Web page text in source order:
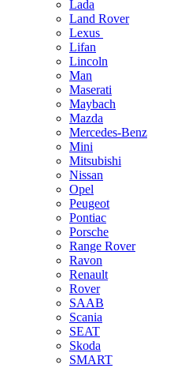
Lada
Land Rover
Lexus
Lifan
Lincoln
Man
Maserati
Maybach
Mazda
Mercedes-Benz
Mini
Mitsubishi
Nissan
Opel
Peugeot
Pontiac
Porsche
Range Rover
Ravon
Renault
Rover
SAAB
Scania
SEAT
Skoda
SMART